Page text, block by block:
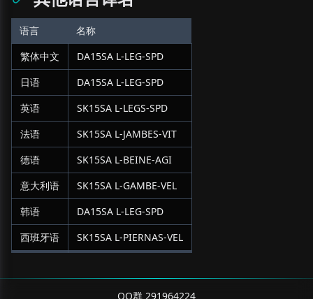
语言
名称
繁体中文
DA15SA L-LEG-SPD
日语
DA15SA L-LEG-SPD
英语
SK15SA L-LEGS-SPD
法语
SK15SA L-JAMBES-VIT
德语
SK15SA L-BEINE-AGI
意大利语
SK15SA L-GAMBE-VEL
韩语
DA15SA L-LEG-SPD
西班牙语
SK15SA L-PIERNAS-VEL
QQ群 291964224